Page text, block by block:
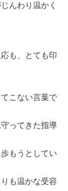
んわり温かく
も、とても印
こない言葉で
ってきた指導
もうとしてい
も温かな受容